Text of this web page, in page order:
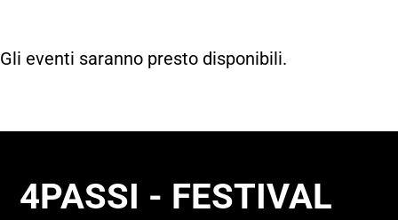
Gli eventi saranno presto disponibili.
4PASSI - FESTIVAL